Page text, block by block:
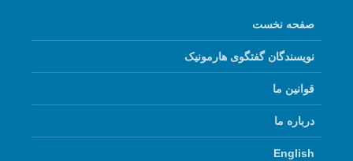
صفحه نخست
نویسندگان گفتگوی هارمونیک
قوانین ما
درباره ما
English